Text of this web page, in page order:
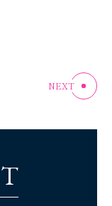
NEXT
T